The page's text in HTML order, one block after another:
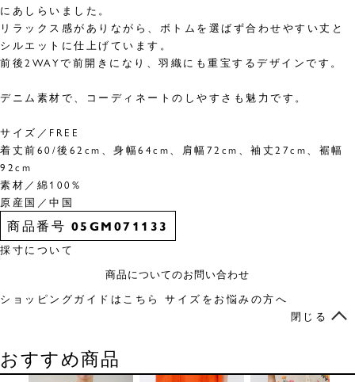
にあしらいました。
リラックス感がありながら、ボトムを選ばず合わせやすい丈と
シルエットに仕上げています。
前後2WAYで前開きになり、羽織にも重宝するデザインです。
デニム素材で、コーディネートのしやすさも魅力です。
サイズ／FREE
着丈前60/後62cm、身幅64cm、肩幅72cm、袖丈27cm、裾幅
92cm
素材／綿100%
原産国／中国
商品番号 05GM071133
採寸について
商品についてのお問い合わせ
ショッピングガイドはこちら サイズをお悩みの方へ
閉じる
おすすめ商品